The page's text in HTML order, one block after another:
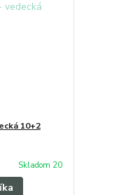
10+2
Skladom 20